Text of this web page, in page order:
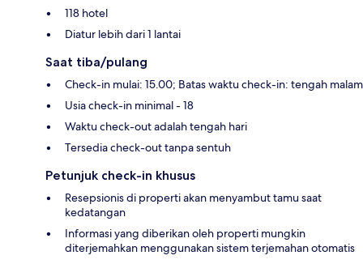
118 hotel
Diatur lebih dari 1 lantai
Saat tiba/pulang
Check-in mulai: 15.00; Batas waktu check-in: tengah malam
Usia check-in minimal - 18
Waktu check-out adalah tengah hari
Tersedia check-out tanpa sentuh
Petunjuk check-in khusus
Resepsionis di properti akan menyambut tamu saat
kedatangan
Informasi yang diberikan oleh properti mungkin
diterjemahkan menggunakan sistem terjemahan otomatis